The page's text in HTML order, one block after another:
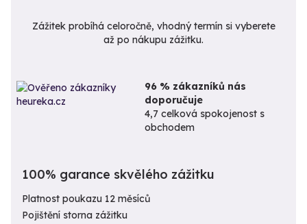
Zážitek probíhá celoročně, vhodný termín si vyberete
až po nákupu zážitku.
96 % zákazníků nás
doporučuje
4,7 celková spokojenost s
obchodem
100% garance skvělého zážitku
Platnost poukazu 12 měsíců
Pojištění storna zážitku